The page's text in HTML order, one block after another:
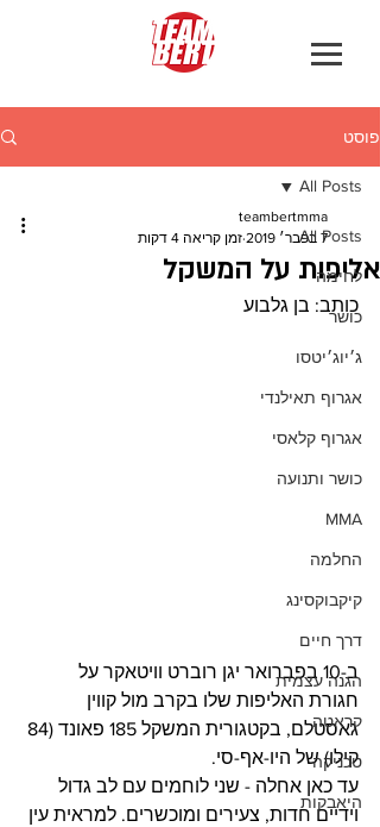
פוסט
All Posts
לחימה
כושר
ג׳יוג׳יטסו
אגרוף תאילנדי
אגרוף קלאסי
כושר ותנועה
MMA
החלמה
קיקבוקסינג
דרך חיים
הגנה עצמית
קראטה
טכניקה
היאבקות
All Posts
אליפות על המשקל
teambertmma
7 בפבר׳ 2019
זמן קריאה 4 דקות
כותב: בן גלבוע
ב-10 בפברואר יגן רוברט וויטאקר על
חגורת האליפות שלו בקרב מול קווין
קילו) של היו-אף-סי.
עד כאן אחלה - שני לוחמים עם לב גדול
וידיים חדות, צעירים ומוכשרים. למראית עין